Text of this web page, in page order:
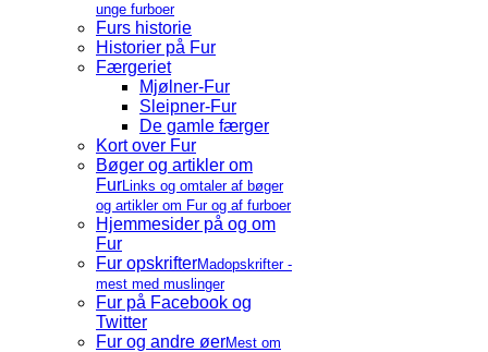
unge furboer
Furs historie
Historier på Fur
Færgeriet
Mjølner-Fur
Sleipner-Fur
De gamle færger
Kort over Fur
Bøger og artikler om
FurLinks og omtaler af bøger
og artikler om Fur og af furboer
Hjemmesider på og om
Fur
Fur opskrifterMadopskrifter -
mest med muslinger
Fur på Facebook og
Twitter
Fur og andre øerMest om